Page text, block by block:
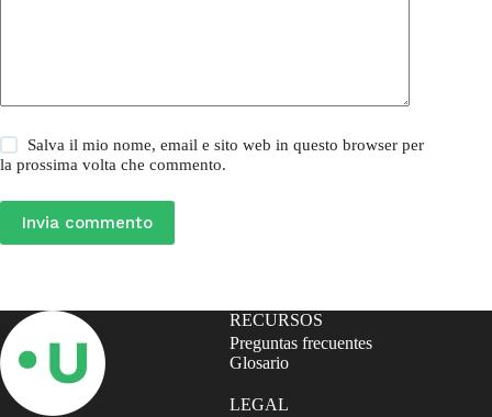
Salva il mio nome, email e sito web in questo browser per
la prossima volta che commento.
Invia commento
RECURSOS
Preguntas frecuentes
Glosario
LEGAL